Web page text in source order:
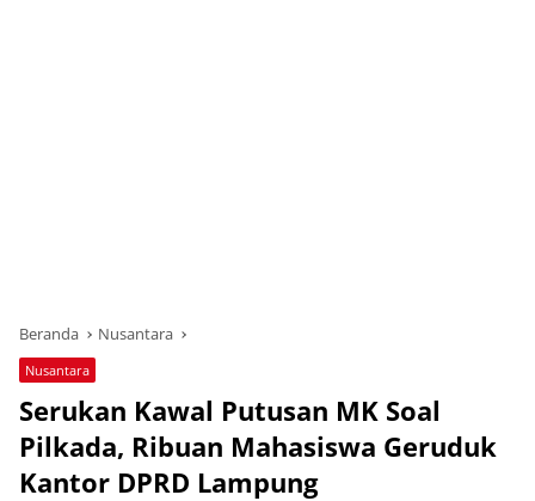
Beranda Nusantara
Nusantara
Serukan Kawal Putusan MK Soal
Pilkada, Ribuan Mahasiswa Geruduk
Kantor DPRD Lampung